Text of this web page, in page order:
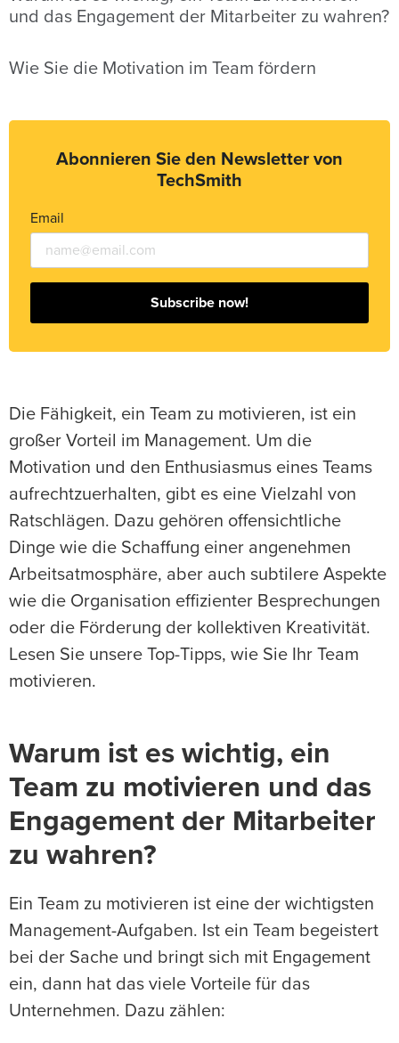
und das Engagement der Mitarbeiter zu wahren?
Wie Sie die Motivation im Team fördern
Abonnieren Sie den Newsletter von
TechSmith
Email
Subscribe now!
Die Fähigkeit, ein Team zu motivieren, ist ein
großer Vorteil im Management. Um die
Motivation und den Enthusiasmus eines Teams
aufrechtzuerhalten, gibt es eine Vielzahl von
Ratschlägen. Dazu gehören offensichtliche
Dinge wie die Schaffung einer angenehmen
Arbeitsatmosphäre, aber auch subtilere Aspekte
wie die Organisation effizienter Besprechungen
oder die Förderung der kollektiven Kreativität.
Lesen Sie unsere Top-Tipps, wie Sie Ihr Team
motivieren.
Warum ist es wichtig, ein
Team zu motivieren und das
Engagement der Mitarbeiter
zu wahren?
Ein Team zu motivieren ist eine der wichtigsten
Management-Aufgaben. Ist ein Team begeistert
bei der Sache und bringt sich mit Engagement
ein, dann hat das viele Vorteile für das
Unternehmen. Dazu zählen: